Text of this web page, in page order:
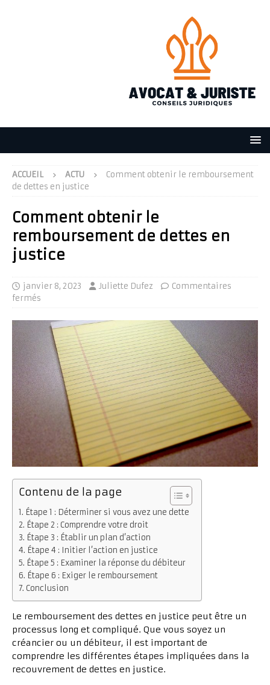
ACCUEIL ACTU
Comment obtenir le remboursement
de dettes en justice
Comment obtenir le
remboursement de dettes en
justice
janvier 8, 2023 Juliette Dufez
Commentaires
fermés
Contenu de la page
Étape 1 : Déterminer si vous avez une dette
Étape 2 : Comprendre votre droit
Étape 3 : Établir un plan d’action
Étape 4 : Initier l’action en justice
Étape 5 : Examiner la réponse du débiteur
Étape 6 : Exiger le remboursement
Conclusion
Le remboursement des dettes en justice peut être un
processus long et compliqué. Que vous soyez un
créancier ou un débiteur, il est important de
comprendre les différentes étapes impliquées dans la
recouvrement de dettes en justice.